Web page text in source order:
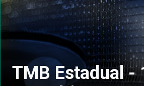
TMB Estadual -